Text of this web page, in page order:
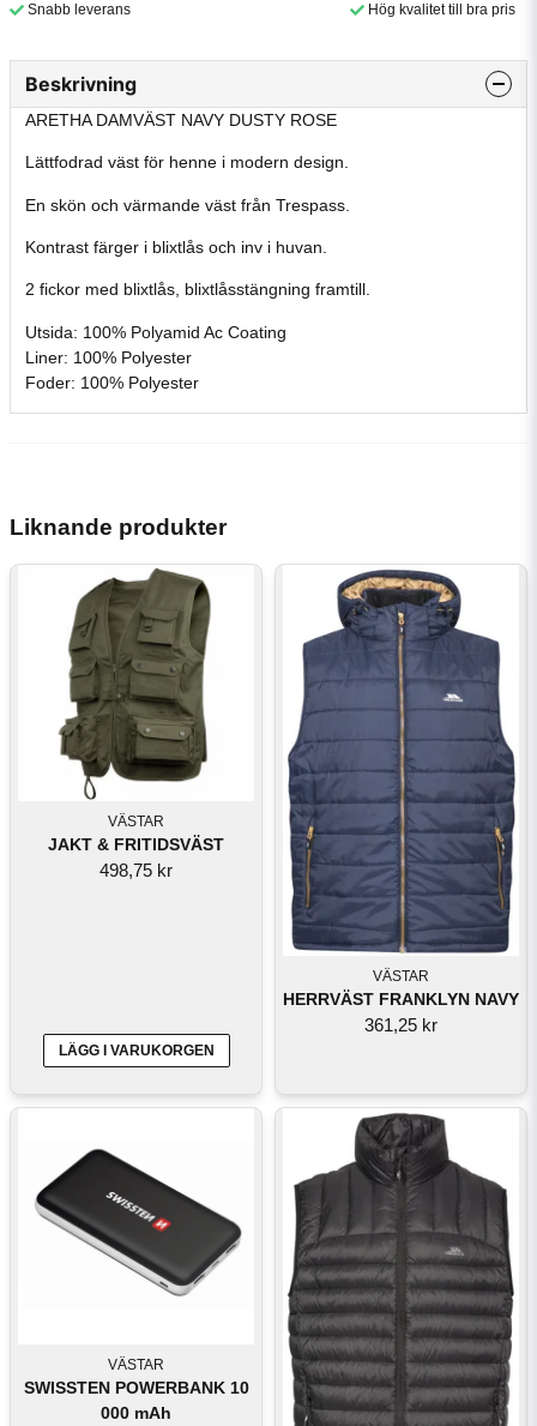
Snabb leverans Hög kvalitet till bra pris
Beskrivning
ARETHA DAMVÄST NAVY DUSTY ROSE
Lättfodrad väst för henne i modern design.
En skön och värmande väst från Trespass.
Kontrast färger i blixtlås och inv i huvan.
2 fickor med blixtlås, blixtlåsstängning framtill.
Utsida: 100% Polyamid Ac Coating
Liner: 100% Polyester
Foder: 100% Polyester
Liknande produkter
VÄSTAR
JAKT & FRITIDSVÄST
498,75 kr
LÄGG I VARUKORGEN
VÄSTAR
HERRVÄST FRANKLYN NAVY
361,25 kr
VÄSTAR
SWISSTEN POWERBANK 10
000 mAh